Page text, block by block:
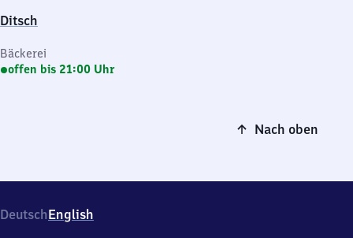
Ditsch
Bäckerei
offen bis 21:00 Uhr
Nach oben
DeutschEnglish